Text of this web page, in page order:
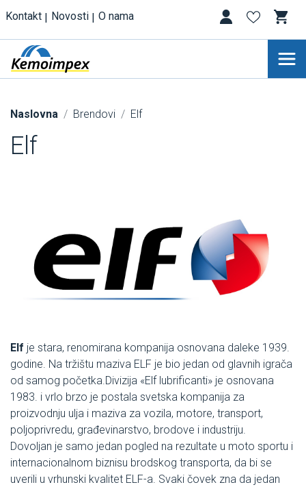
Kontakt Novosti O nama
Naslovna Brendovi Elf
Elf
Elf je stara, renomirana kompanija osnovana daleke 1939.
godine. Na tržištu maziva ELF je bio jedan od glavnih igrača
od samog početka.Divizija «Elf lubrificanti» je osnovana
1983. i vrlo brzo je postala svetska kompanija za
proizvodnju ulja i maziva za vozila, motore, transport,
poljoprivredu, građevinarstvo, brodove i industriju.
Dovoljan je samo jedan pogled na rezultate u moto sportu i
internacionalnom biznisu brodskog transporta, da bi se
uverili u vrhunski kvalitet ELF-a. Svaki čovek zna da jedan